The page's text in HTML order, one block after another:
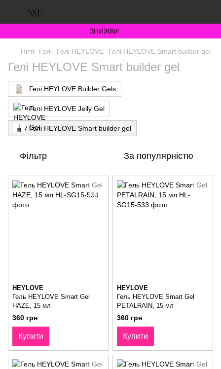
ЗНИЖКИ
Нігті Гелі Гелі HEYLOVE Гелі HEYLOVE Smart builder gel
Гелі HEYLOVE Smart builder gel
Гелі HEYLOVE Builder Gels
Гелі HEYLOVE Jelly Gel
Гелі HEYLOVE Smart builder gel
Фільтр За популярністю
HEYLOVE
Гель HEYLOVE Smart Gel
HAZE, 15 мл
360 грн
Купити
HEYLOVE
Гель HEYLOVE Smart Gel
PETALRAIN, 15 мл
360 грн
Купити